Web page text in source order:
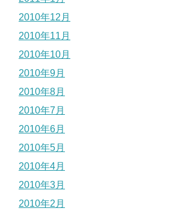
2010年12月
2010年11月
2010年10月
2010年9月
2010年8月
2010年7月
2010年6月
2010年5月
2010年4月
2010年3月
2010年2月